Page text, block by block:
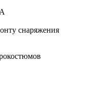
снаряжения